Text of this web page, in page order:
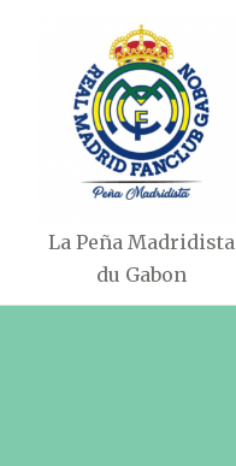
La Peña Madridista
du Gabon